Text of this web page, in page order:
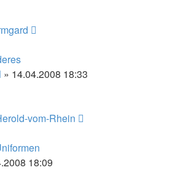
» 14.04.2008 18:33
vom-Rhein
18:09